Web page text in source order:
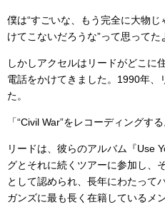
僕は“すごいな、もう完全に大物
けてこないだろうな”って思ってた
しかしアクセルはリードがどこに
電話をかけてきました。1990年、
た。
「“Civil War”をレコーディングす
リードは、彼らのアルバム『Use
グとそれに続くツアーに参加し、
として認められ、長年にわたって
ガンズに最も長く在籍しているメ